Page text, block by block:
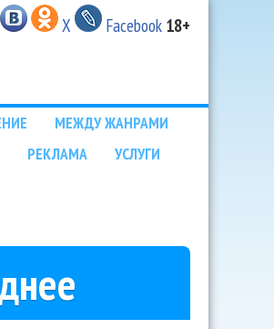
X Facebook 18+
МЕЖДУ ЖАНРАМИ
РЕКЛАМА
УСЛУГИ